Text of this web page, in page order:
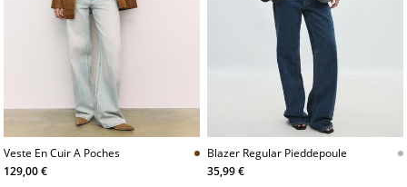
Veste En Cuir A Poches
129,00 €
Blazer Regular Pieddepoule
35,99 €